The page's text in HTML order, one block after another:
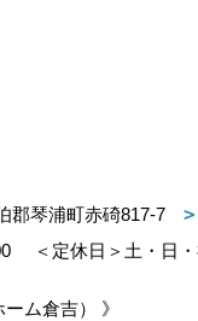
郡琴浦町赤碕817-7
＜定休日＞土・日
ム倉吉） 》